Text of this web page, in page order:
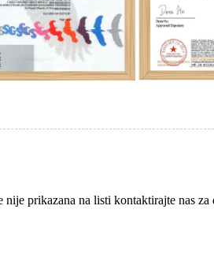
prikazana na listi kontaktirajte nas za